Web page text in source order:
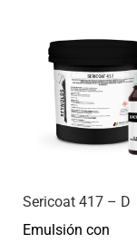
Sericoat 417 – D
Emulsión con